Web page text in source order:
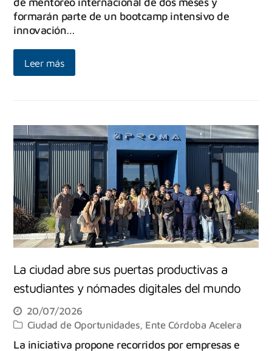
formarán parte de un bootcamp intensivo de
innovación…
Leer más
La ciudad abre sus puertas productivas a
estudiantes y nómades digitales del mundo
20/07/2026
Ciudad de Oportunidades, Ente Córdoba Acelera
La iniciativa propone recorridos por empresas e